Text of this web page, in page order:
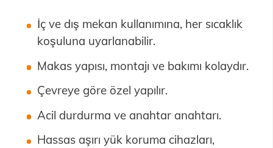
İç ve dış mekan kullanımına, her sıcaklık
koşuluna uyarlanabilir.
Makas yapısı, montajı ve bakımı kolaydır.
Çevreye göre özel yapılır.
Acil durdurma ve anahtar anahtarı.
Hassas aşırı yük koruma cihazları,